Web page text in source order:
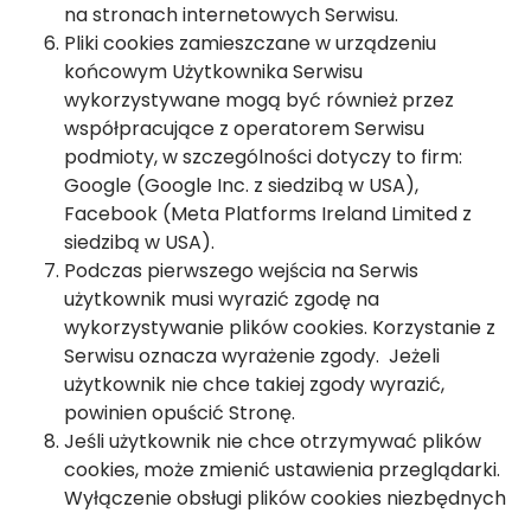
na stronach internetowych Serwisu.
Pliki cookies zamieszczane w urządzeniu
końcowym Użytkownika Serwisu
wykorzystywane mogą być również przez
współpracujące z operatorem Serwisu
podmioty, w szczególności dotyczy to firm:
Google (Google Inc. z siedzibą w USA),
Facebook (Meta Platforms Ireland Limited z
siedzibą w USA).
Podczas pierwszego wejścia na Serwis
użytkownik musi wyrazić zgodę na
wykorzystywanie plików cookies. Korzystanie z
Serwisu oznacza wyrażenie zgody. Jeżeli
użytkownik nie chce takiej zgody wyrazić,
powinien opuścić Stronę.
Jeśli użytkownik nie chce otrzymywać plików
cookies, może zmienić ustawienia przeglądarki.
Wyłączenie obsługi plików cookies niezbędnych